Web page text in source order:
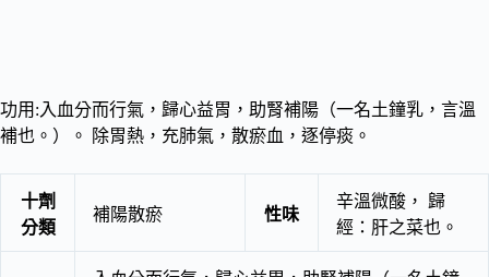
功用:入血分而行氣，歸心益胃，助腎補陽（一名土鐘乳，言溫
補也。）。 除胃熱，充肺氣，散瘀血，逐停痰。
十劑
分類
補陽散瘀 性味
辛溫微酸， 歸
經：肝之菜也。